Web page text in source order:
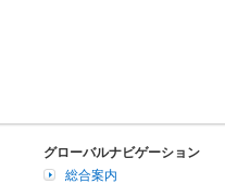
グローバルナビゲーション
総合案内